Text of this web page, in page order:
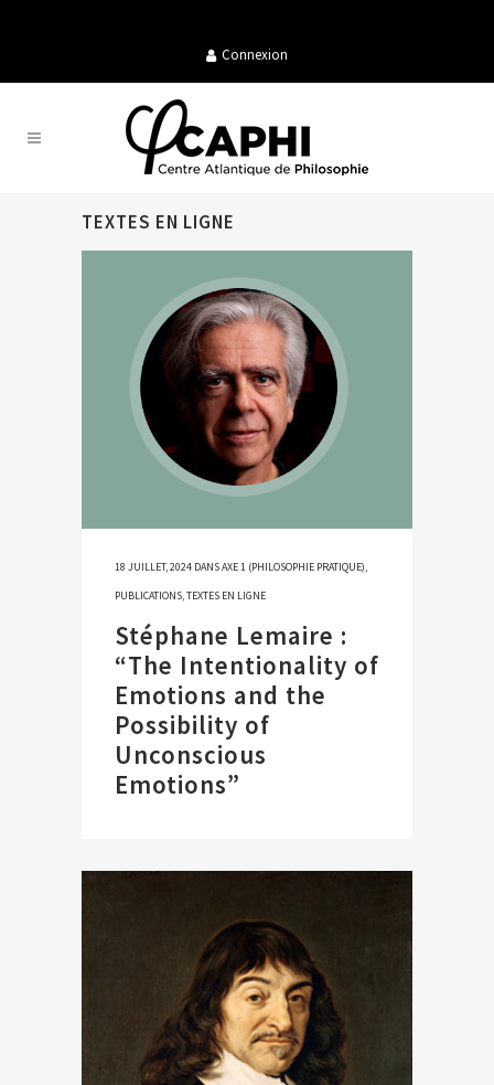
Connexion
TEXTES EN LIGNE
18 JUILLET, 2024 DANSAXE 1 (PHILOSOPHIE PRATIQUE),
PUBLICATIONS,TEXTES EN LIGNE
Stéphane Lemaire :
“The Intentionality of
Emotions and the
Possibility of
Unconscious
Emotions”